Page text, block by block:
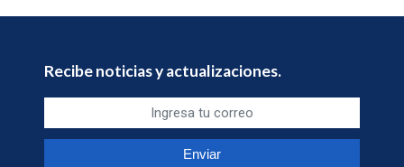
Recibe noticias y actualizaciones.